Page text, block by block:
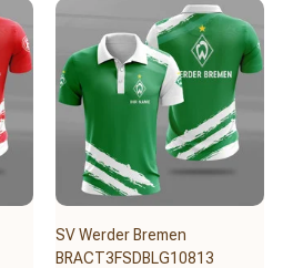
SV Werder Bremen
BRACT3FSDBLG10813